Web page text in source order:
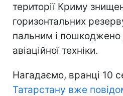
території Криму
горизонтальних
пальним і пошкоджено
авіаційної техніки.
Нагадаємо, вранці 10
Татарстану вже